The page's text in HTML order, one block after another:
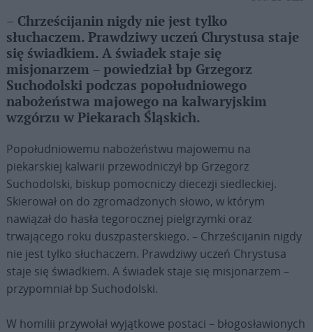
– Chrześcijanin nigdy nie jest tylko
słuchaczem. Prawdziwy uczeń Chrystusa staje
się świadkiem. A świadek staje się
misjonarzem – powiedział bp Grzegorz
Suchodolski podczas popołudniowego
nabożeństwa majowego na kalwaryjskim
wzgórzu w Piekarach Śląskich.
Popołudniowemu nabożeństwu majowemu na
piekarskiej kalwarii przewodniczył bp Grzegorz
Suchodolski, biskup pomocniczy diecezji siedleckiej.
Skierował on do zgromadzonych słowo, w którym
nawiązał do hasła tegorocznej pielgrzymki oraz
trwającego roku duszpasterskiego. – Chrześcijanin nigdy
nie jest tylko słuchaczem. Prawdziwy uczeń Chrystusa
staje się świadkiem. A świadek staje się misjonarzem –
przypomniał bp Suchodolski.
W homilii przywołał wyjątkowe postaci – błogosławionych